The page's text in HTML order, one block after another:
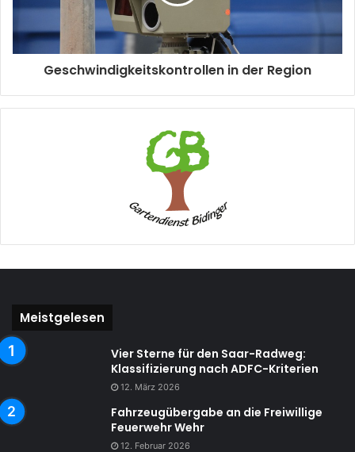
Geschwindigkeitskontrollen in der Region
Meistgelesen
Vier Sterne für den Saar-Radweg:
Klassifizierung nach ADFC-Kriterien
12. März 2026
Fahrzeugübergabe an die Freiwillige
Feuerwehr Wehr
12. Februar 2026